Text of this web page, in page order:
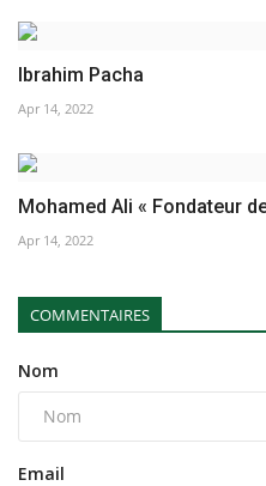
Ibrahim Pacha
Apr 14, 2022
Mohamed Ali « Fondateur
Apr 14, 2022
COMMENTAIRES
Nom
Email